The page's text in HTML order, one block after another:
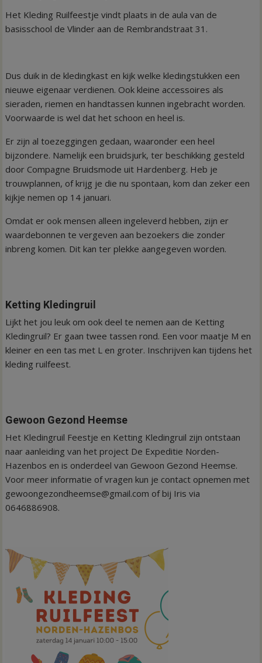
Het Kleding Ruilfeestje vindt plaats in de aula van de
basisschool de Vlinder aan de Rembrandstraat 31.
Dus duik in de kledingkast en kijk welke kledingstukken een
nieuwe eigenaar verdienen. Ook kleine accessoires als
sieraden, riemen en handtassen kunnen ingebracht worden.
Voorwaarde is wel dat het schoon en heel is.
Er zijn al toezeggingen gedaan, waaronder een heel
bijzondere. Namelijk een bruidsjurk, ter beschikking gesteld
door Compagne Bruidsmode uit Hardenberg. Heb je
trouwplannen, of krijg je die nu spontaan, kom dan zeker een
kijkje nemen op 14 januari.
Omdat er ook mensen alleen ingeleverd hebben, zijn er
waardebonnen te vergeven aan bezoekers die zonder
inbreng komen. Dit kan ter plekke aangegeven worden.
Ketting Kledingruil
Lijkt het jou leuk om ook deel te nemen aan de Ketting
Kledingruil? Er gaan twee tassen rond. Een voor maatje M en
kleiner en een tas met L en groter. Inschrijven kan tijdens het
kleding ruilfeest.
Gewoon Gezond Heemse
Het Kledingruil Feestje en Ketting Kledingruil zijn ontstaan
naar aanleiding van het project De Expeditie Norden-
Hazenbos en is onderdeel van Gewoon Gezond Heemse.
Voor meer informatie of vragen kun je contact opnemen met
gewoongezondheemse@gmail.com of bij Iris via
0646886908.